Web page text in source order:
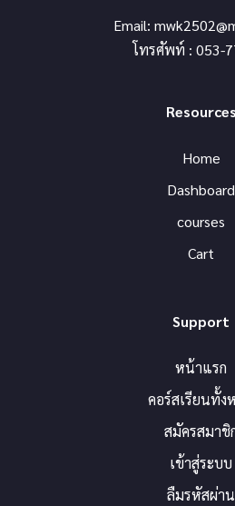
Email:
โทรศัพท์ : 053-
Resources
Home
Dashboard
courses
Cart
Support
หน้าแรก
คอร์สเรียนทั้ง
สมัครสมาชิ
เข้าสู่ระบบ
ลืมรหัสผ่าน